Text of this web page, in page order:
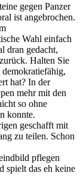
gegen Panzer
ist angebrochen.
Wahl einfach
dran gedacht,
Halten Sie
hat? In der
mehr mit den
so ohne
konnte.
geschafft mit
zu teilen. Schon
pflegen
spielt das eh keine